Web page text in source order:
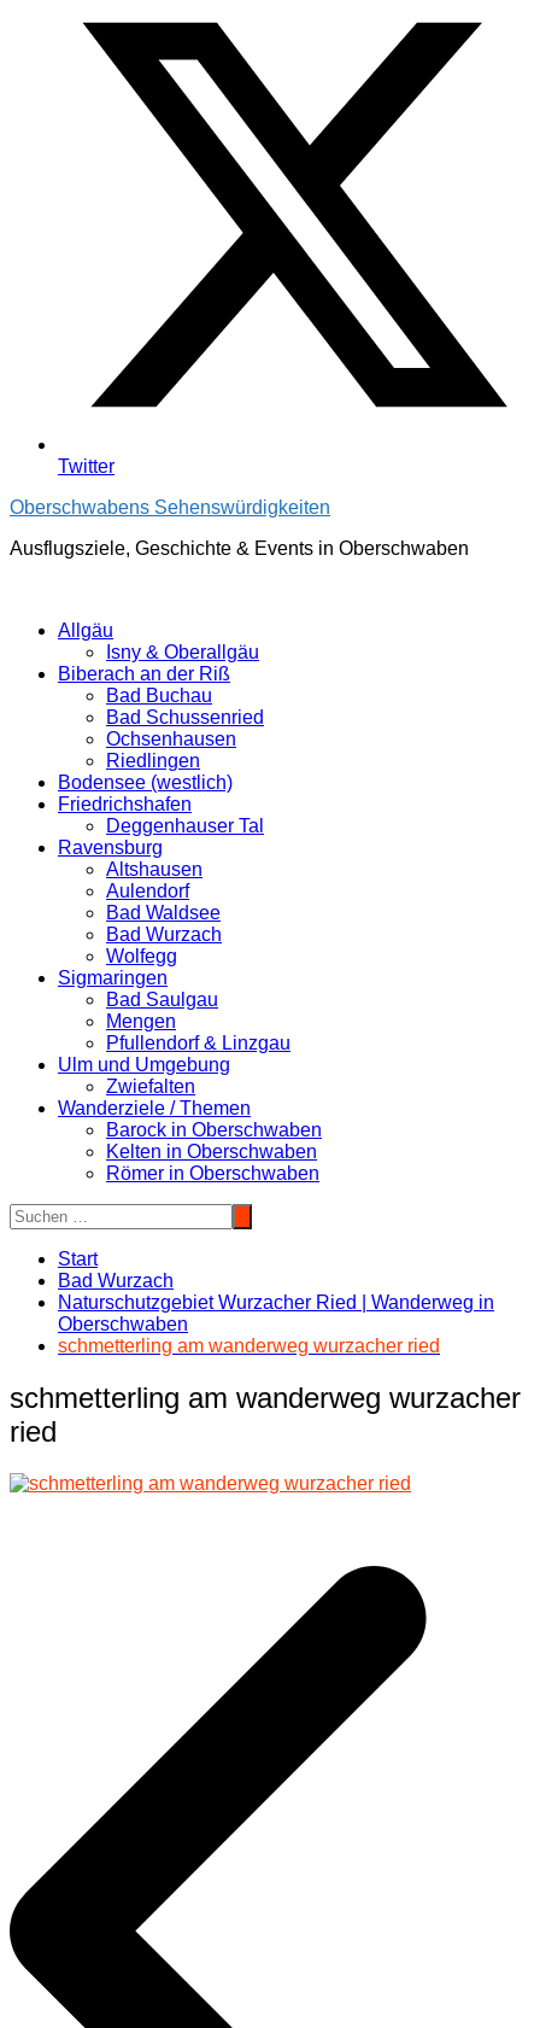
Twitter
Oberschwabens Sehenswürdigkeiten
Ausflugsziele, Geschichte & Events in Oberschwaben
Allgäu
Isny & Oberallgäu
Biberach an der Riß
Bad Buchau
Bad Schussenried
Ochsenhausen
Riedlingen
Bodensee (westlich)
Friedrichshafen
Deggenhauser Tal
Ravensburg
Altshausen
Aulendorf
Bad Waldsee
Bad Wurzach
Wolfegg
Sigmaringen
Bad Saulgau
Mengen
Pfullendorf & Linzgau
Ulm und Umgebung
Zwiefalten
Wanderziele / Themen
Barock in Oberschwaben
Kelten in Oberschwaben
Römer in Oberschwaben
Start
Bad Wurzach
Naturschutzgebiet Wurzacher Ried | Wanderweg in
Oberschwaben
schmetterling am wanderweg wurzacher ried
schmetterling am wanderweg wurzacher
ried